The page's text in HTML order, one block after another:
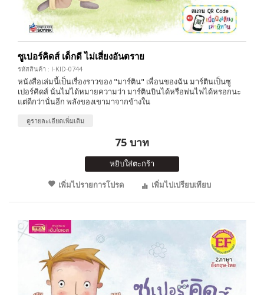
ซูเปอร์คิดส์ เด็กดี ไม่เสี่ยงอันตราย
รหัสสินค้า : I-KID-0744
หนังสือเล่มนี้เป็นเรื่องราวของ "มาร์ติน" เพื่อนของฉัน มาร์ตินเป็นซู
เปอร์คิดส์ นั่นไม่ได้หมายความว่า มาร์ตินบินได้หรือพ่นไฟได้หรอกนะ
แต่ดีกว่านั่นอีก พลังของเขามาจากข้างใน
ดูรายละเอียดเพิ่มเติม
75 บาท
หยิบใส่ตะกร้า
เพิ่มไปรายการโปรด
เพิ่มไปเปรียบเทียบ